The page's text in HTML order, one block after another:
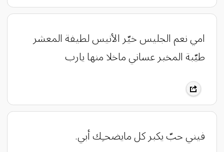
امي نعم الجليس خيّر الأنيس لطيفة المعشر
طيّبة المخبر عساني ماخلا منها يارب
فيني حبّ يكبر كل مايضحـِك أبي.